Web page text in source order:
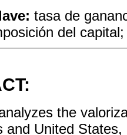
tasa de
del
the
and United